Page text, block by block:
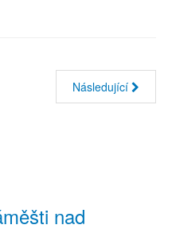
Následující
nad